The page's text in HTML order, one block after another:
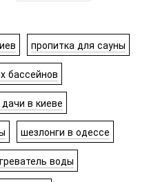
пропитка для сауны
бассейнов
в киеве
шезлонги в одессе
воды